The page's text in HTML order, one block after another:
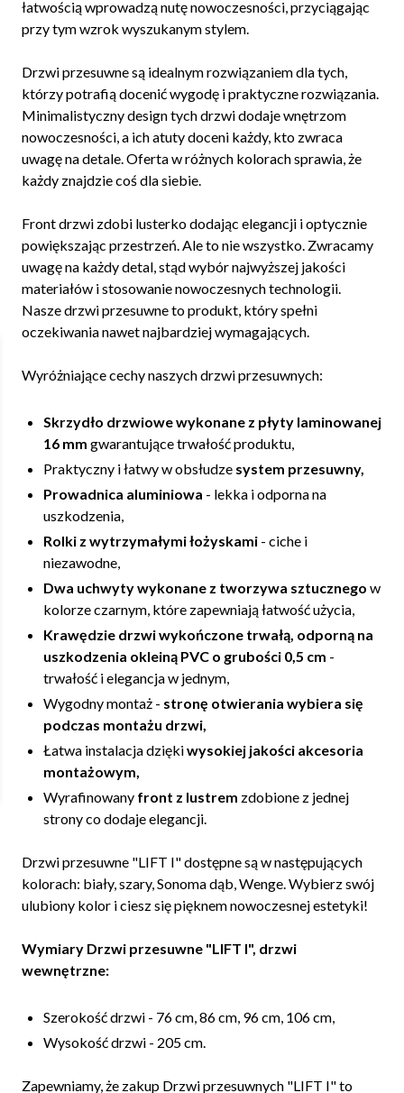
łatwością wprowadzą nutę nowoczesności, przyciągając
przy tym wzrok wyszukanym stylem.
Drzwi przesuwne są idealnym rozwiązaniem dla tych,
którzy potrafią docenić wygodę i praktyczne rozwiązania.
Minimalistyczny design tych drzwi dodaje wnętrzom
nowoczesności, a ich atuty doceni każdy, kto zwraca
uwagę na detale. Oferta w różnych kolorach sprawia, że
każdy znajdzie coś dla siebie.
Front drzwi zdobi lusterko dodając elegancji i optycznie
powiększając przestrzeń. Ale to nie wszystko. Zwracamy
uwagę na każdy detal, stąd wybór najwyższej jakości
materiałów i stosowanie nowoczesnych technologii.
Nasze drzwi przesuwne to produkt, który spełni
oczekiwania nawet najbardziej wymagających.
Wyróżniające cechy naszych drzwi przesuwnych:
Skrzydło drzwiowe wykonane z płyty laminowanej
16 mm gwarantujące trwałość produktu,
Praktyczny i łatwy w obsłudze system przesuwny,
Prowadnica aluminiowa - lekka i odporna na
uszkodzenia,
Rolki z wytrzymałymi łożyskami - ciche i
niezawodne,
Dwa uchwyty wykonane z tworzywa sztucznego w
kolorze czarnym, które zapewniają łatwość użycia,
Krawędzie drzwi wykończone trwałą, odporną na
uszkodzenia okleiną PVC o grubości 0,5 cm -
trwałość i elegancja w jednym,
Wygodny montaż - stronę otwierania wybiera się
podczas montażu drzwi,
Łatwa instalacja dziękiwysokiej jakości akcesoria
montażowym,
Wyrafinowany front z lustrem zdobione z jednej
strony co dodaje elegancji.
Drzwi przesuwne "LIFT I" dostępne są w następujących
kolorach: biały, szary, Sonoma dąb, Wenge. Wybierz swój
ulubiony kolor i ciesz się pięknem nowoczesnej estetyki!
Wymiary Drzwi przesuwne "LIFT I", drzwi
wewnętrzne:
Szerokość drzwi - 76 cm, 86 cm, 96 cm, 106 cm,
Wysokość drzwi - 205 cm.
Zapewniamy, że zakup Drzwi przesuwnych "LIFT I" to